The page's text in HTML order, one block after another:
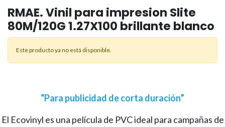
RMAE. Vinil para impresion Slite
80M/120G 1.27X100 brillante blanco
Este producto ya no está disponible.
“Para publicidad de corta duración”
El Ecovinyl es una película de PVC ideal para campañas de